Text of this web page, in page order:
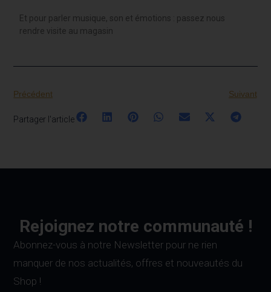
Et pour parler musique, son et émotions : passez nous
rendre visite au magasin
Précédent Suivant
Partager l'article
Rejoignez notre communauté !
Abonnez-vous à notre Newsletter pour ne rien
manquer de nos actualités, offres et nouveautés du
Shop !